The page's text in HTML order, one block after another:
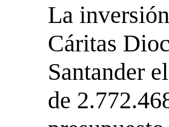
La
Cáritas
Santander
de